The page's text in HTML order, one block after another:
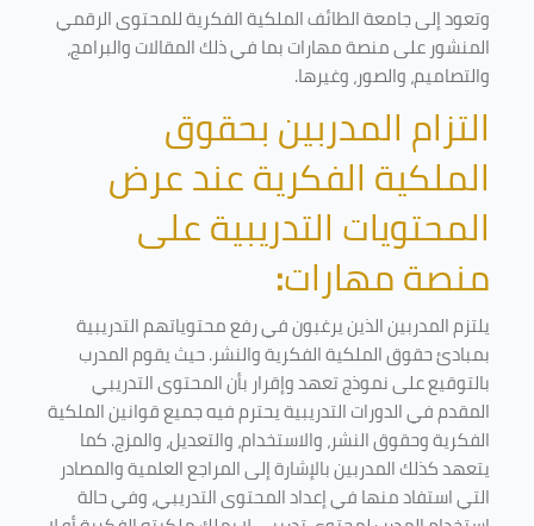
وتعود إلى جامعة الطائف الملكية الفكرية للمحتوى الرقمي
المنشور على منصة مهارات بما في ذلك المقالات والبرامج،
والتصاميم، والصور، وغيرها.
التزام المدربين بحقوق
الملكية الفكرية عند عرض
المحتويات التدريبية على
منصة مهارات:
يلتزم المدربين الذين يرغبون في رفع محتوياتهم التدريبية
بمبادئ حقوق الملكية الفكرية والنشر. حيث يقوم المدرب
بالتوقيع على نموذج تعهد وإقرار بأن المحتوى التدريبي
المقدم في الدورات التدريبية يحترم فيه جميع قوانين الملكية
الفكرية وحقوق النشر، والاستخدام، والتعديل، والمزج. كما
يتعهد كذلك المدربين بالإشارة إلى المراجع العلمية والمصادر
التي استفاد منها في إعداد المحتوى التدريبي، وفي حالة